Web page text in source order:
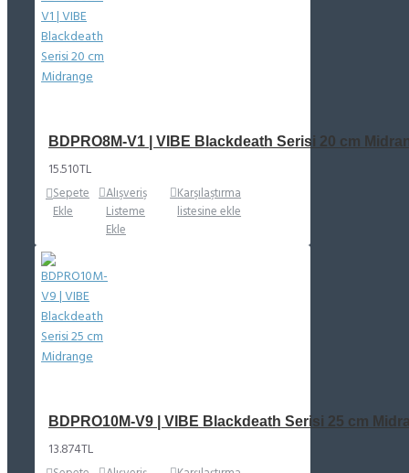
BDPRO8M-V1 | VIBE Blackdeath Serisi 20 cm
15.510TL
Sepete
Ekle
Alışveriş
Listeme
Ekle
Karşılaştırma
listesine ekle
BDPRO10M-V9 | VIBE Blackdeath Serisi 25 cm
13.874TL